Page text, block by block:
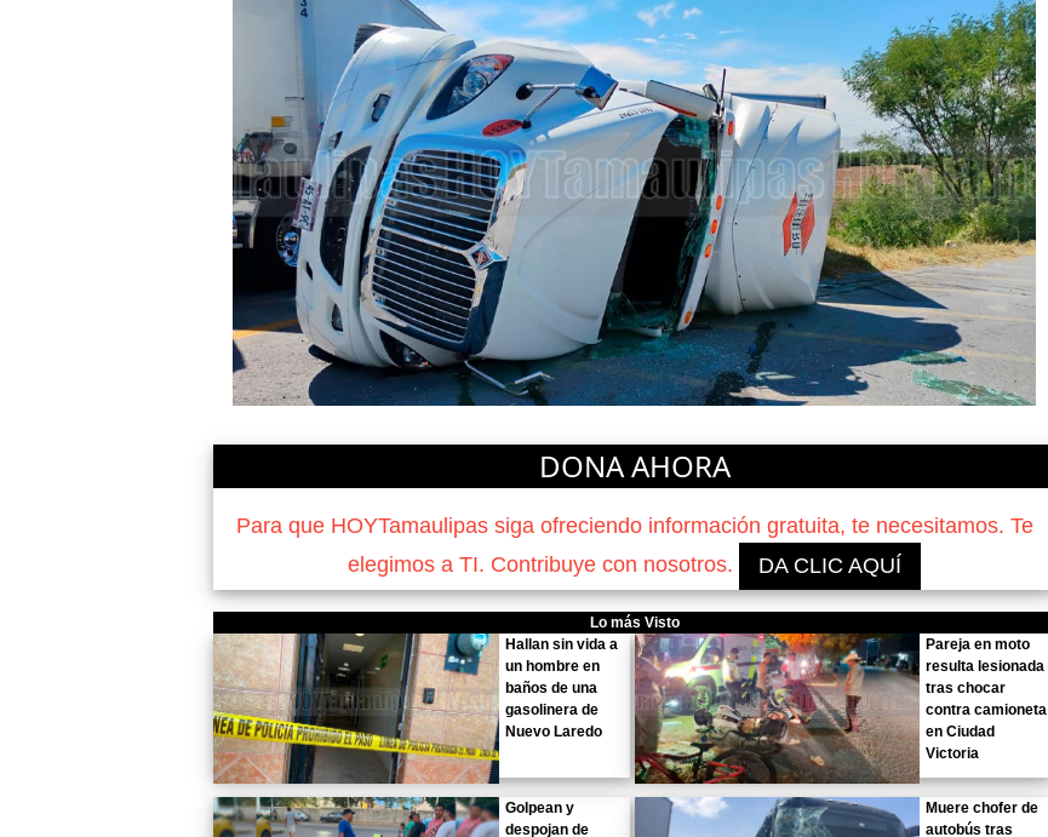
DONA AHORA
Para que HOYTamaulipas siga ofreciendo información gratuita, te necesitamos. Te
elegimos a TI. Contribuye con nosotros.
DA CLIC AQUÍ
Lo más Visto
Hallan sin vida a
un hombre en
baños de una
gasolinera de
Nuevo Laredo
Pareja en moto
resulta lesionada
tras chocar
contra camioneta
en Ciudad
Victoria
Golpean y
despojan de
Muere chofer de
autobús tras